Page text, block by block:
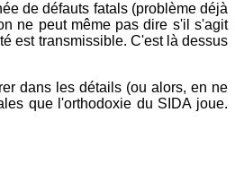
de défauts fatals (problème déjà
ne peut même pas dire s'il s'agit
est transmissible. C'est là dessus
dans les détails (ou alors, en ne
que l'orthodoxie du SIDA joue.